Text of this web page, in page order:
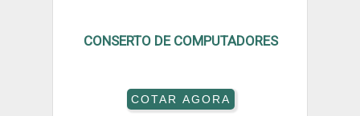
CONSERTO DE COMPUTADORES
COTAR AGORA